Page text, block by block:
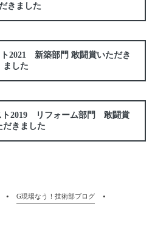
きました
2021 新築部門 敢闘賞いただき
ました
ト2019 リフォーム部門 敢闘賞
だきました
G現場なう！技術部ブログ